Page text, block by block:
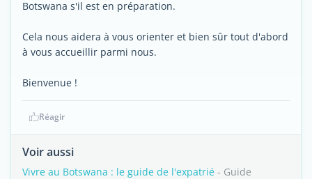
Botswana s'il est en préparation.
Cela nous aidera à vous orienter et bien sûr tout d'abord
à vous accueillir parmi nous.
Bienvenue !
Réagir
Voir aussi
Vivre au Botswana : le guide de l'expatrié - Guide